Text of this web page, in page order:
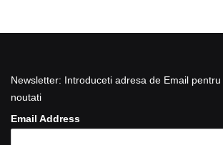
Newsletter: Introduceti adresa de Email
noutati
Email Address